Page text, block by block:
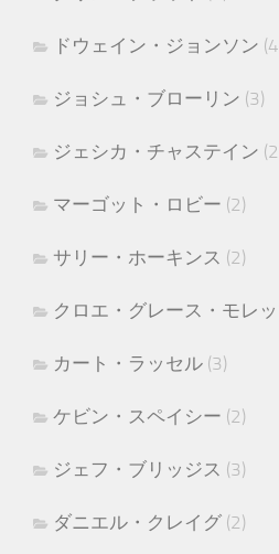
ドウェイン・ジョンソン
ジョシュ・ブローリン (3)
ジェシカ・チャステイン
マーゴット・ロビー (2)
サリー・ホーキンス (2)
クロエ・グレース・モレ
カート・ラッセル (3)
ケビン・スペイシー (2)
ジェフ・ブリッジス (3)
ダニエル・クレイグ (2)